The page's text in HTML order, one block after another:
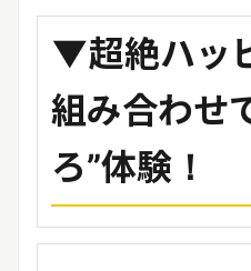
▼超絶ハッ
組み合わせ
ろ”体験！